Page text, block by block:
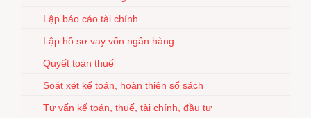
Lập báo cáo tài chính
Lập hồ sơ vay vốn ngân hàng
Quyết toán thuế
Soát xét kế toán, hoàn thiện sổ sách
Tư vấn kế toán, thuế, tài chính, đầu tư